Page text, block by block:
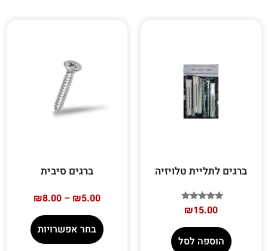
ברגים לתליית טלויזיה
דורג
5.00
₪15.00
הוספה לסל
ברגים סיבית
₪5.00
–
₪8.00
בחר אפשרויות